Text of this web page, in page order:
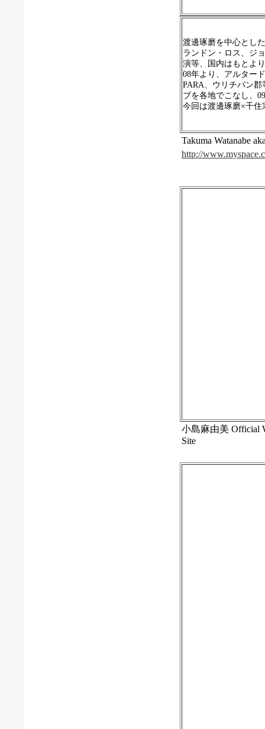
渡邊琢磨を中心とし
ランドン・ロス、ジ
演等、国内はもとよ
08年より、アルター
PARA、ウリチパン
ブを各地でこなし、
今回は渡邊琢磨×千
Takuma Watanabe
http://
小島麻由美 Official
Site